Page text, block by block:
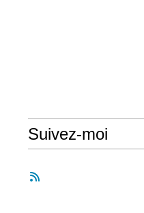
Suivez-moi